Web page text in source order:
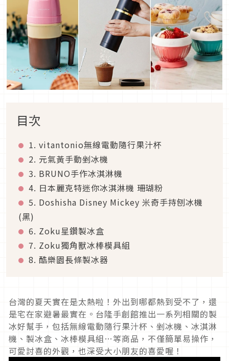
目次
1. vitantonio無線電動隨行果汁杯
2. 元氣黃手動剉冰機
3. BRUNO手作冰淇淋機
4. 日本麗克特迷你冰淇淋機 珊瑚粉
5. Doshisha Disney Mickey 米奇手持刨冰機
(黑)
6. Zoku星鑽製冰盒
7. Zoku獨角獸冰棒模具組
8. 酷樂園長條製冰器
台灣的夏天實在是太熱啦！外出到哪都熱到受不了，還
是宅在家避暑最實在。台隆手創館推出一系列相關的製
冰好幫手，包括無線電動隨行果汁杯、剉冰機、冰淇淋
機、製冰盒、冰棒模具組…等商品，不僅簡單易操作，
可愛討喜的外觀，也深受大小朋友的喜愛喔！